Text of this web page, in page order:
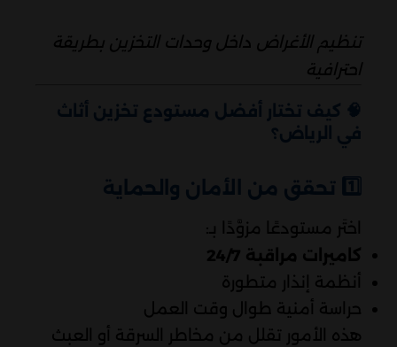
تنظيم الأغراض داخل وحدات التخزين بطريقة
احترافية
🧠 كيف تختار أفضل مستودع تخزين أثاث
في الرياض؟
1️⃣ تحقق من الأمان والحماية
اختَر مستودعًا مزوَّدًا بـ:
كاميرات مراقبة 24/7
أنظمة إنذار متطورة
حراسة أمنية طوال وقت العمل
هذه الأمور تقلل من مخاطر السرقة أو العبث